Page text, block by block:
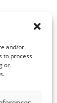
and/or
to process
or